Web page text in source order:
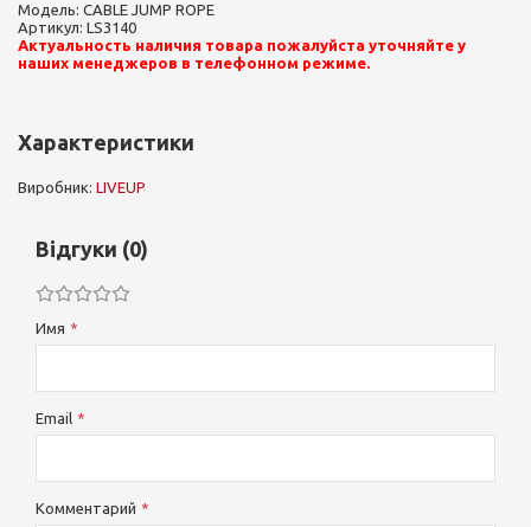
Модель: CABLE JUMP ROPE
Артикул: LS3140
Актуальность наличия товара пожалуйста уточняйте у
наших менеджеров в телефонном режиме.
Характеристики
Виробник: LIVEUP
Відгуки (0)
Имя
Email
Комментарий